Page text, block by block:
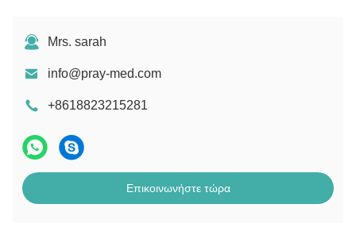
Mrs. sarah
info@pray-med.com
+8618823215281
Επικοινωνήστε τώρα